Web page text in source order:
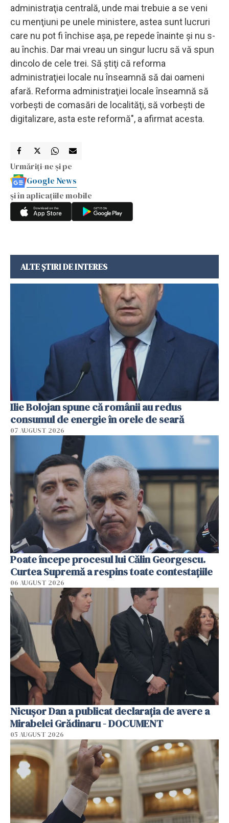
administraţia centrală, unde mai trebuie a se veni
cu menţiuni pe unele ministere, astea sunt lucruri
care nu pot fi închise aşa, pe repede înainte şi nu s-
au închis. Dar mai vreau un singur lucru să vă spun
dincolo de cele trei. Să ştiţi că reforma
administraţiei locale nu înseamnă să dai oameni
afară. Reforma administraţiei locale înseamnă să
vorbeşti de comasări de localităţi, să vorbeşti de
digitalizare, asta este reformă", a afirmat acesta.
Urmăriți-ne și pe
Google News
și în aplicațiile mobile
ALTE ȘTIRI DE INTERES
Ilie Bolojan spune că românii au redus
consumul de energie în orele de seară
07 AUGUST 2026
Poate începe procesul lui Călin Georgescu.
Curtea Supremă a respins toate contestațiile
06 AUGUST 2026
Nicușor Dan a publicat declarația de avere a
Mirabelei Grădinaru - DOCUMENT
05 AUGUST 2026